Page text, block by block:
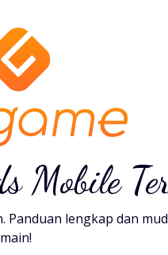
Mobile
lengkap dan